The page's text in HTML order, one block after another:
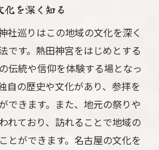
を深く知る
社巡りはこの地域の文化を深く
です。熱田神宮をはじめとする
伝統や信仰を体験する場となっ
自の歴史や文化があり、参拝を
できます。また、地元の祭りや
れており、訪れることで地域の
とができます。名古屋の文化を